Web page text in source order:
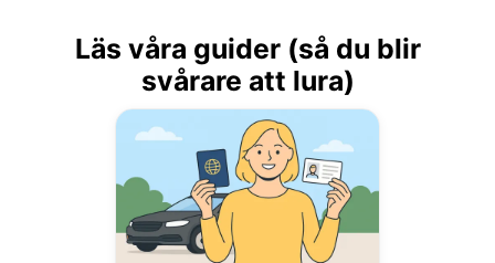
Läs våra guider (så du blir
svårare att lura)